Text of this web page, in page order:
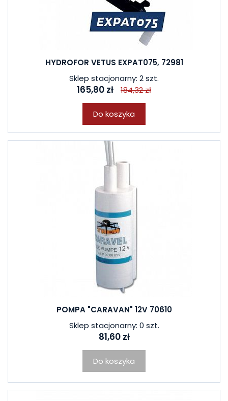
HYDROFOR VETUS EXPAT075, 72981
Sklep stacjonarny: 2 szt.
165,80 zł 184,32 zł
Do koszyka
POMPA "CARAVAN" 12V 70610
Sklep stacjonarny: 0 szt.
81,60 zł
Do koszyka